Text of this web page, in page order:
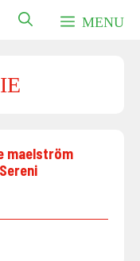
MENU
maelström